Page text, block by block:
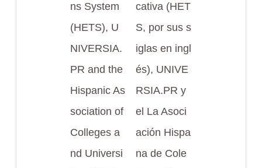
ns System
(HETS), U
NIVERSIA.
PR and the
Hispanic As
sociation of
Colleges a
nd Universi
cativa (HET
S, por sus s
iglas en ingl
és), UNIVE
RSIA.PR y
el La Asoci
ación Hispa
na de Cole